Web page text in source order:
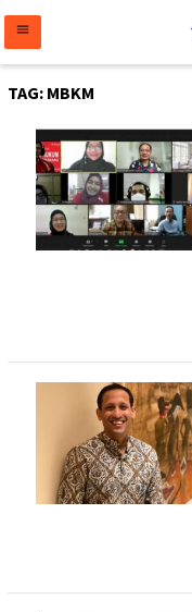
konten
TAG: MBKM